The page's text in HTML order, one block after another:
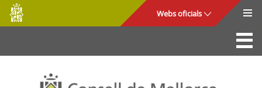
Salta al contingut principal
Consell
de
Mallorca
Webs oficials
La Seu
Consell de Mallorca